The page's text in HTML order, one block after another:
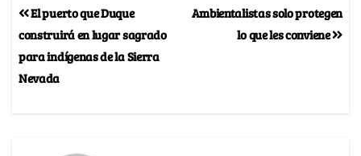
Ambientalistas solo protegen
lo que les conviene
El puerto que Duque
construirá en lugar sagrado
para indígenas de la Sierra
Nevada